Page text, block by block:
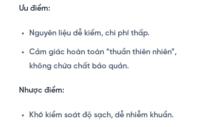
Ưu điểm:
Nguyên liệu dễ kiếm, chi phí thấp.
Cảm giác hoàn toàn “thuần thiên nhiên”,
không chứa chất bảo quản.
Nhược điểm:
Khó kiểm soát độ sạch, dễ nhiễm khuẩn.